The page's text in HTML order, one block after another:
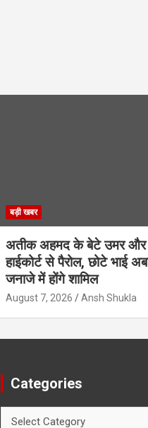
बड़ी खबर
अतीक अहमद के बेटे उमर और
हाईकोर्ट से पैरोल, छोटे भाई
जनाजे में होंगे शामिल
August 7, 2026 Ansh Shukla
Categories